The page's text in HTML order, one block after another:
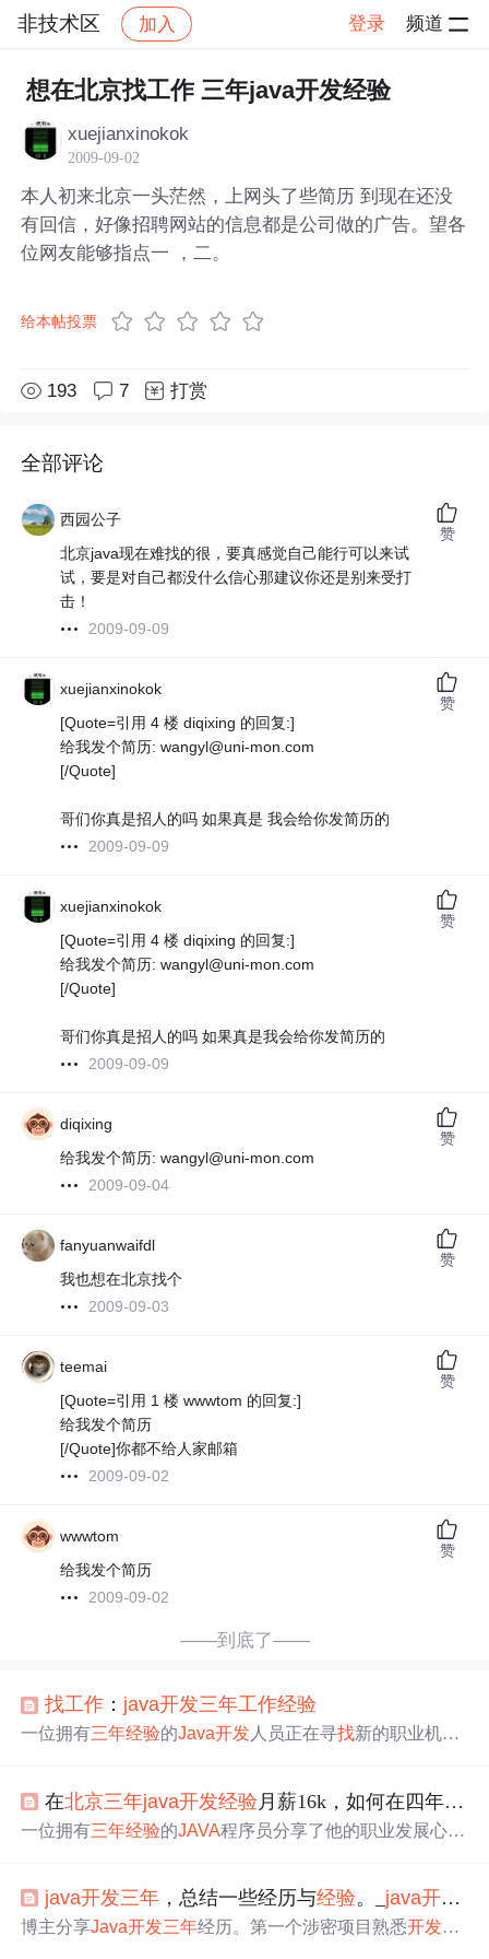
非技术区 加入 登录 频道
社区 非技术区 帖子详情
想在北京找工作 三年java开发经验
xuejianxinokok
2009-09-02
本人初来北京一头茫然，上网头了些简历 到现在还没
有回信，好像招聘网站的信息都是公司做的广告。望各
位网友能够指点一 ，二。
给本帖投票
193 7 打赏
全部评论
西园公子
北京java现在难找的很，要真感觉自己能行可以来试
试，要是对自己都没什么信心那建议你还是别来受打
击！
2009-09-09
赞
xuejianxinokok
[Quote=引用 4 楼 diqixing 的回复:]
给我发个简历: wangyl@uni-mon.com
[/Quote]
哥们你真是招人的吗 如果真是 我会给你发简历的
2009-09-09
赞
xuejianxinokok
[Quote=引用 4 楼 diqixing 的回复:]
给我发个简历: wangyl@uni-mon.com
[/Quote]
哥们你真是招人的吗 如果真是我会给你发简历的
2009-09-09
赞
diqixing
给我发个简历: wangyl@uni-mon.com
2009-09-04
赞
fanyuanwaifdl
我也想在北京找个
2009-09-03
赞
teemai
[Quote=引用 1 楼 wwwtom 的回复:]
给我发个简历
[/Quote]你都不给人家邮箱
2009-09-02
赞
wwwtom
给我发个简历
2009-09-02
赞
——到底了——
找工作 ： java开发三年工作经验
一位拥有三年经验的Java开发 人员正在寻找新的职业机
在北京三年java开发经验 月薪16k，如何在四年经验
一位拥有三年经验的JAVA程序员分享了他的职业发展心
java开发三年 ，总结一些经历与经验。_ java开发
博主分享Java开发三年经历。第一个涉密项目熟悉开发测